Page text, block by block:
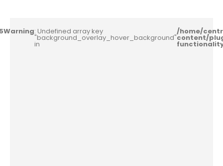
Warning: Undefined array key
"background_overlay_hover_background"
in
/home/
content/